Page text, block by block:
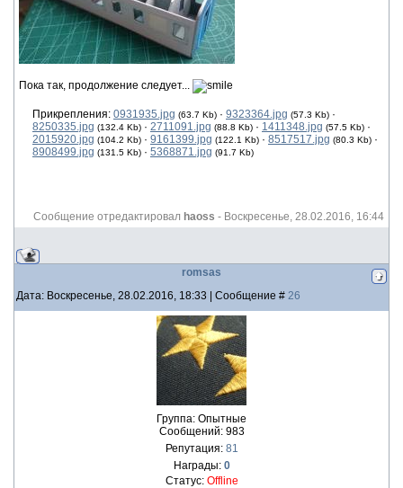
Пока так, продолжение следует...
Прикрепления: 0931935.jpg (63.7 Kb) · 9323364.jpg (57.3 Kb) ·
8250335.jpg (132.4 Kb) · 2711091.jpg (88.8 Kb) · 1411348.jpg (57.5 Kb) ·
2015920.jpg (104.2 Kb) · 9161399.jpg (122.1 Kb) · 8517517.jpg (80.3 Kb) ·
8908499.jpg (131.5 Kb) · 5368871.jpg (91.7 Kb)
Сообщение отредактировал haoss - Воскресенье, 28.02.2016, 16:44
romsas
Дата: Воскресенье, 28.02.2016, 18:33 | Сообщение # 26
Группа: Опытные
Сообщений: 983
Репутация: 81
Награды: 0
Статус: Offline